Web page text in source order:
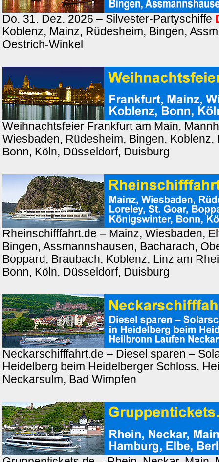
Do. 31. Dez. 2026 – Silvester-Partyschiffe
Koblenz, Mainz, Rüdesheim, Bingen,
Oestrich-Winkel
Weihnachtsfeier Frankfurt am Main,
Wiesbaden, Rüdesheim, Bingen, Koblenz,
Bonn, Köln, Düsseldorf, Duisburg
Rheinschifffahrt.de – Mainz, Wiesbaden,
Bingen, Assmannshausen, Bacharach,
Boppard, Braubach, Koblenz, Linz am
Bonn, Köln, Düsseldorf, Duisburg
Neckarschifffahrt.de – Diesel sparen –
Heidelberg beim Heidelberger Schloss.
Neckarsulm, Bad Wimpfen